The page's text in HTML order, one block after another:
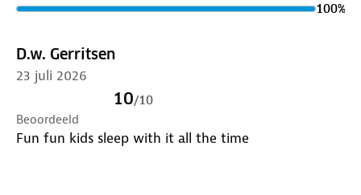
Afmetingen: 31 × 27 × 15 cm
Gewicht: 160 g
Materiaal: Polyester / Spandex
Vulling: Veerkrachtige synthetische bolletjes
100%
D.w. Gerritsen
23 juli 2026
10/10
Beoordeeld
Fun fun kids sleep with it all the time